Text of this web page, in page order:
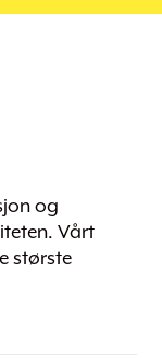
og
Vårt
største